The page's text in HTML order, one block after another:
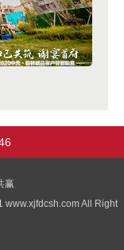
赢
All Right